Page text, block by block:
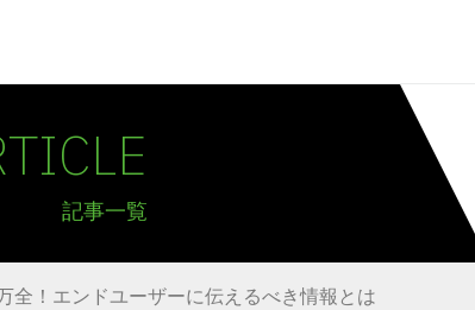
記事一覧
全！エンドユーザーに伝えるべき情報とは